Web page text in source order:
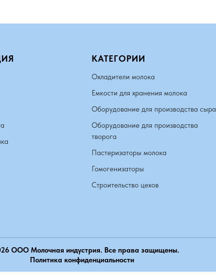
КАТЕГОРИИ
Охладители молока
Емкости для хранения молока
Оборудование для производства сыра
Оборудование для производства
творога
Пастеризаторы молока
Гомогенизаторы
Строительство цехов
ООО Молочная индустрия. Все права защищены.
Политика конфиденциальности